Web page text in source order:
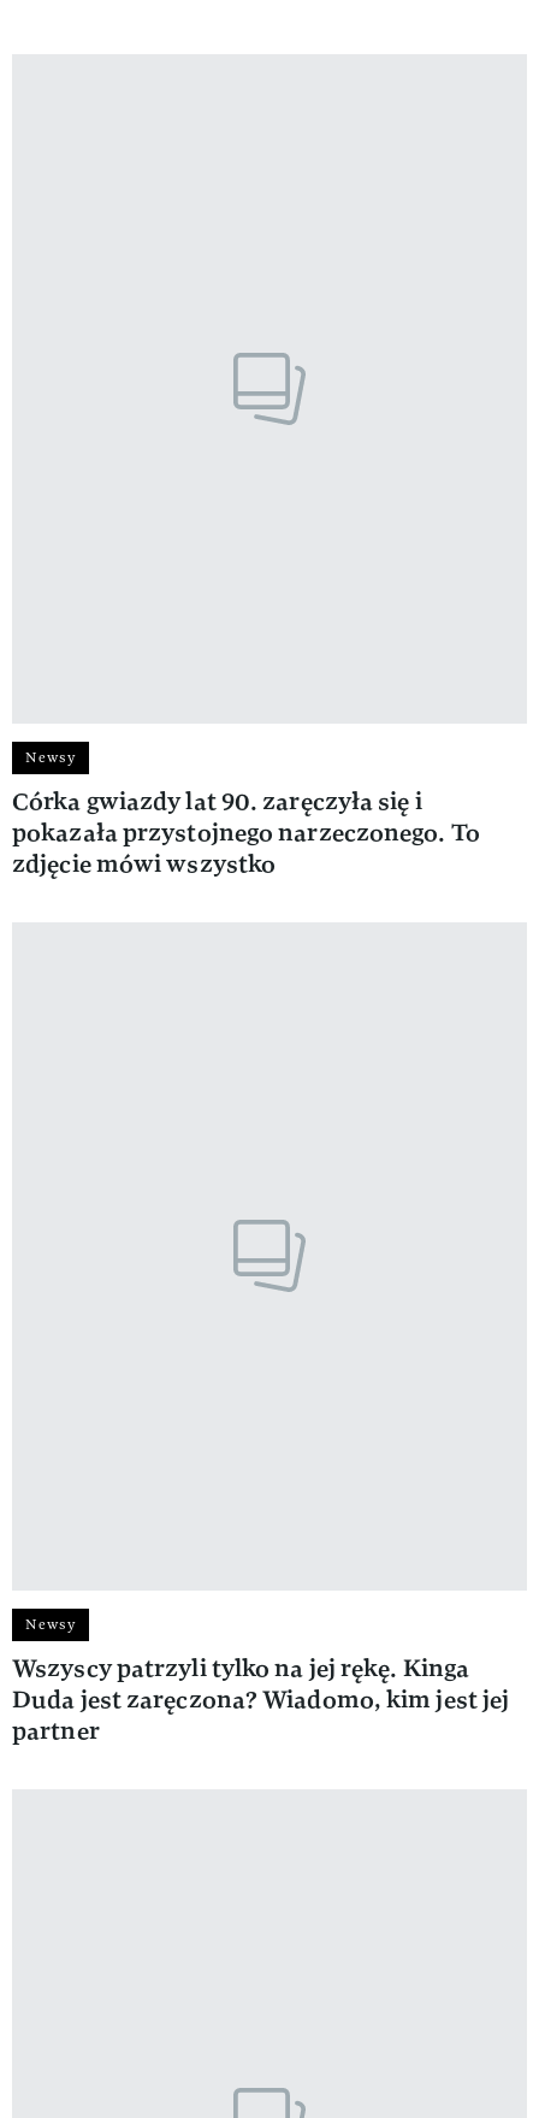
Newsy
Córka gwiazdy lat 90. zaręczyła się i
pokazała przystojnego narzeczonego. To
zdjęcie mówi wszystko
Newsy
Wszyscy patrzyli tylko na jej rękę. Kinga
Duda jest zaręczona? Wiadomo, kim jest jej
partner